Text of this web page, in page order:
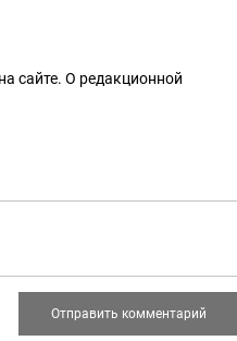
на сайте. О редакционной